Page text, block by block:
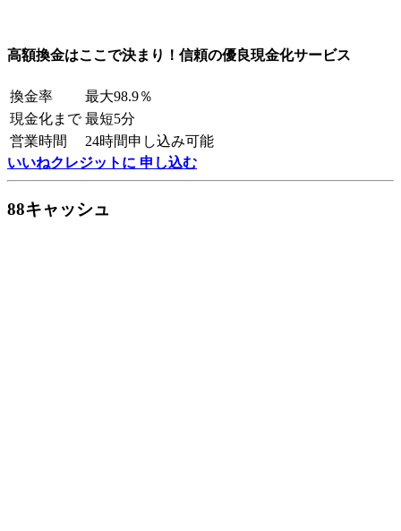
高額換金はここで決まり！信頼の優良現金化サービス
換金率
最大98.9％
現金化まで 最短5分
営業時間
24時間申し込み可能
いいねクレジットに 申し込む
88キャッシュ